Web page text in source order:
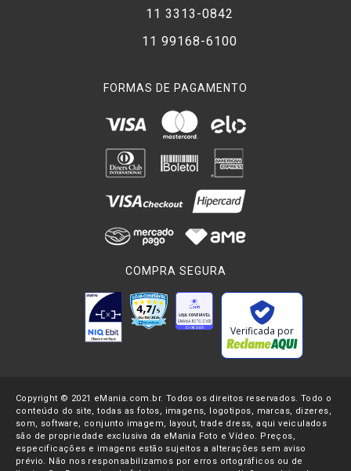
11 3313-0842
11 99168-6100
FORMAS DE PAGAMENTO
COMPRA SEGURA
Verificada por
Copyright © 2021 eMania.com.br. Todos os direitos reservados. Todo o
conteúdo do site, todas as fotos, imagens, logotipos, marcas, dizeres,
som, software, conjunto imagem, layout, trade dress, aqui veiculados
são de propriedade exclusiva da eMania Foto e Vídeo. Preços,
especificações e imagens estão sujeitos a alterações sem aviso
prévio. Não nos responsabilizamos por erros ortográficos ou de